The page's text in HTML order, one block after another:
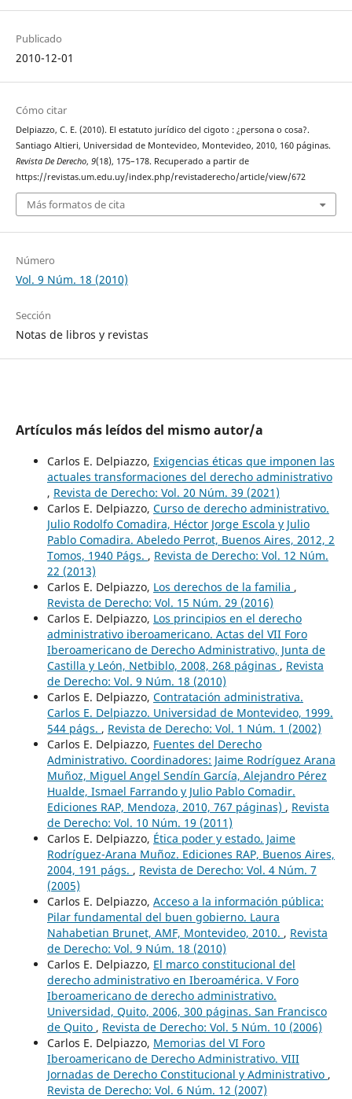
Publicado
2010-12-01
Cómo citar
Delpiazzo, C. E. (2010). El estatuto jurídico del cigoto : ¿persona o cosa?.
Santiago Altieri, Universidad de Montevideo, Montevideo, 2010, 160 páginas.
Revista De Derecho, 9(18), 175–178. Recuperado a partir de
https://revistas.um.edu.uy/index.php/revistaderecho/article/view/672
Más formatos de cita
Número
Vol. 9 Núm. 18 (2010)
Sección
Notas de libros y revistas
Artículos más leídos del mismo autor/a
Carlos E. Delpiazzo, Exigencias éticas que imponen las
actuales transformaciones del derecho administrativo
, Revista de Derecho: Vol. 20 Núm. 39 (2021)
Carlos E. Delpiazzo, Curso de derecho administrativo.
Julio Rodolfo Comadira, Héctor Jorge Escola y Julio
Pablo Comadira. Abeledo Perrot, Buenos Aires, 2012, 2
Tomos, 1940 Págs. , Revista de Derecho: Vol. 12 Núm.
22 (2013)
Carlos E. Delpiazzo, Los derechos de la familia ,
Revista de Derecho: Vol. 15 Núm. 29 (2016)
Carlos E. Delpiazzo, Los principios en el derecho
administrativo iberoamericano. Actas del VII Foro
Iberoamericano de Derecho Administrativo, Junta de
Castilla y León, Netbiblo, 2008, 268 páginas , Revista
de Derecho: Vol. 9 Núm. 18 (2010)
Carlos E. Delpiazzo, Contratación administrativa.
Carlos E. Delpiazzo. Universidad de Montevideo, 1999.
544 págs. , Revista de Derecho: Vol. 1 Núm. 1 (2002)
Carlos E. Delpiazzo, Fuentes del Derecho
Administrativo. Coordinadores: Jaime Rodríguez Arana
Muñoz, Miguel Angel Sendín García, Alejandro Pérez
Hualde, Ismael Farrando y Julio Pablo Comadir.
Ediciones RAP, Mendoza, 2010, 767 páginas) , Revista
de Derecho: Vol. 10 Núm. 19 (2011)
Carlos E. Delpiazzo, Ética poder y estado. Jaime
Rodríguez-Arana Muñoz. Ediciones RAP, Buenos Aires,
2004, 191 págs. , Revista de Derecho: Vol. 4 Núm. 7
(2005)
Carlos E. Delpiazzo, Acceso a la información pública:
Pilar fundamental del buen gobierno. Laura
Nahabetian Brunet, AMF, Montevideo, 2010. , Revista
de Derecho: Vol. 9 Núm. 18 (2010)
Carlos E. Delpiazzo, El marco constitucional del
derecho administrativo en Iberoamérica. V Foro
Iberoamericano de derecho administrativo.
Universidad, Quito, 2006, 300 páginas. San Francisco
de Quito , Revista de Derecho: Vol. 5 Núm. 10 (2006)
Carlos E. Delpiazzo, Memorias del VI Foro
Iberoamericano de Derecho Administrativo. VIII
Jornadas de Derecho Constitucional y Administrativo ,
Revista de Derecho: Vol. 6 Núm. 12 (2007)